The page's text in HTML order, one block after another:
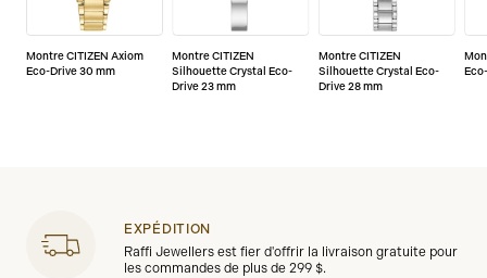
Montre CITIZEN Axiom
Eco-Drive 30 mm
Montre CITIZEN
Silhouette Crystal Eco-
Drive 23 mm
Montre CITIZEN
Silhouette Crystal Eco-
Drive 28 mm
EXPÉDITION
Raffi Jewellers est fier d'offrir la livraison gratuite pour
les commandes de plus de 299 $.